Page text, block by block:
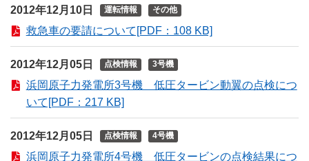
2012年12月10日 運転情報 その他
救急車の要請について[PDF：108 KB]
2012年12月05日 点検情報 3号機
浜岡原子力発電所3号機 低圧タービン動翼の点検につ
いて[PDF：217 KB]
2012年12月05日 点検情報 4号機
浜岡原子力発電所4号機 低圧タービンの点検結果につ